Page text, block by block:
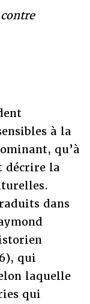
à la
qu’à
décrire la
dans
qui
laquelle
qui